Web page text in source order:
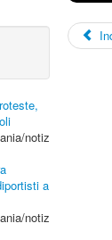
notiz
a
notiz